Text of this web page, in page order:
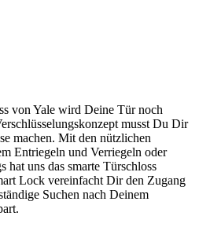
von Yale wird Deine Tür noch
musst Du Dir
machen. Mit den nützlichen
Entriegeln und Verriegeln oder
hat uns das smarte Türschloss
Lock vereinfacht Dir den Zugang
Suchen nach Deinem